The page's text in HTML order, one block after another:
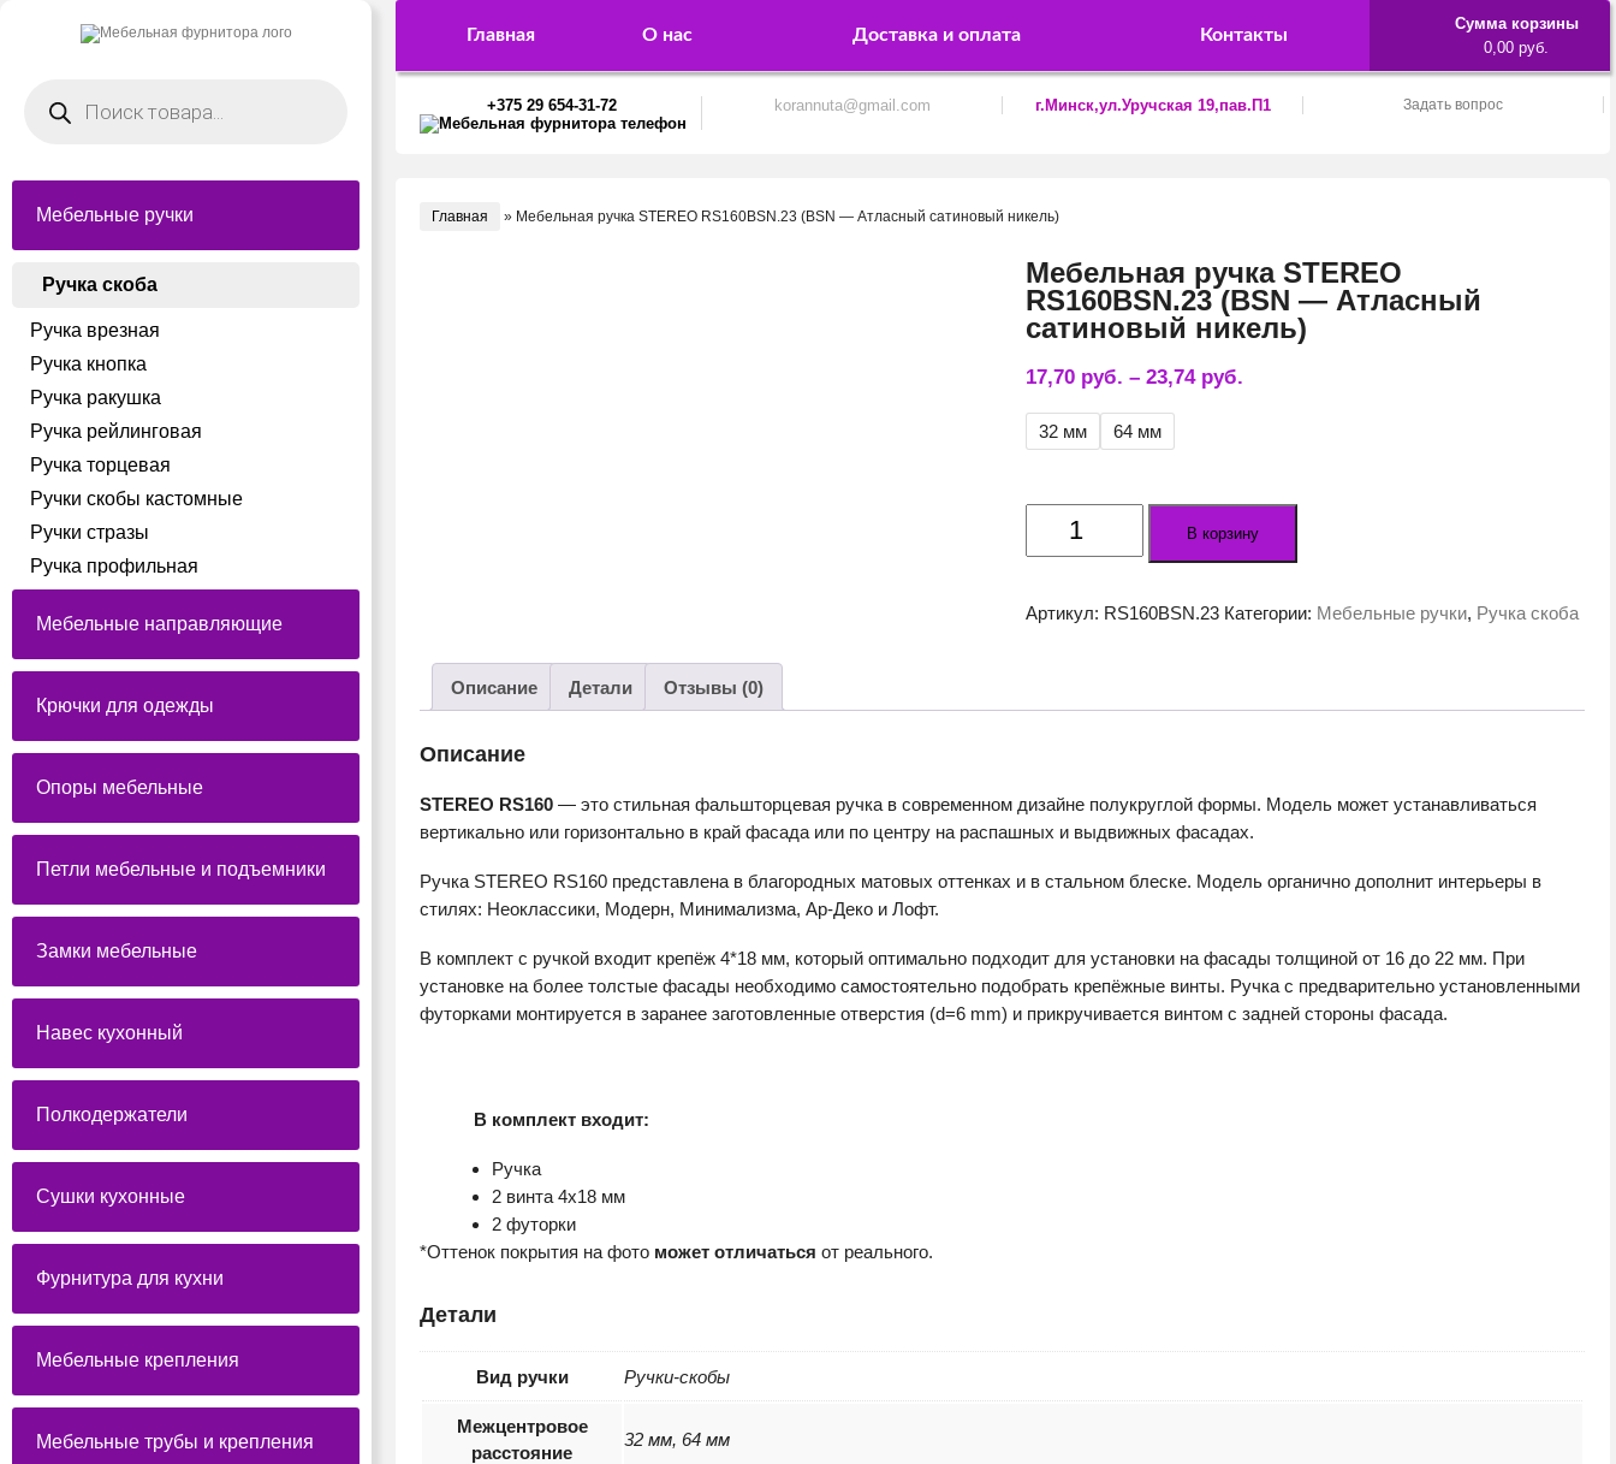
товаров
Мебельные ручки
Ручка скоба
Ручка врезная
Ручка кнопка
Ручка ракушка
Ручка рейлинговая
Ручка торцевая
Ручки скобы кастомные
Ручки стразы
Ручка профильная
Мебельные направляющие
Крючки для одежды
Опоры мебельные
Петли мебельные и подъемники
Замки мебельные
Навес кухонный
Полкодержатели
Сушки кухонные
Фурнитура для кухни
Мебельные крепления
Мебельные трубы и крепления
Главная О нас Доставка и оплата Контакты
Сумма корзины
0,00 руб.
+375 29 654-31-72 korannuta@gmail.com г.Минск,ул.Уручская 19,пав.П1 Задать вопрос
Главная » Мебельная ручка STEREO RS160BSN.23 (BSN — Атласный сатиновый никель)
Мебельная ручка STEREO
RS160BSN.23 (BSN — Атласный
сатиновый никель)
17,70 руб. –23,74 руб.
32 мм 64 мм
Количество
товара
STEREO
-
никель)
В корзину
Артикул: RS160BSN.23 Категории: Мебельные ручки, Ручка скоба
Описание Детали Отзывы (0)
Описание
STEREO RS160 — это стильная фальшторцевая ручка в современном дизайне полукруглой формы. Модель может устанавливаться
вертикально или горизонтально в край фасада или по центру на распашных и выдвижных фасадах.
Ручка STEREO RS160 представлена в благородных матовых оттенках и в стальном блеске. Модель органично дополнит интерьеры в
стилях: Неоклассики, Модерн, Минимализма, Ар-Деко и Лофт.
В комплект с ручкой входит крепёж 4*18 мм, который оптимально подходит для установки на фасады толщиной от 16 до 22 мм. При
установке на более толстые фасады необходимо самостоятельно подобрать крепёжные винты. Ручка с предварительно установленными
футорками монтируется в заранее заготовленные отверстия (d=6 mm) и прикручивается винтом с задней стороны фасада.
В комплект входит:
Ручка
2 винта 4х18 мм
2 футорки
*Оттенок покрытия на фото может отличаться от реального.
Детали
Вид ручки Ручки-скобы
Межцентровое
расстояние
32 мм, 64 мм